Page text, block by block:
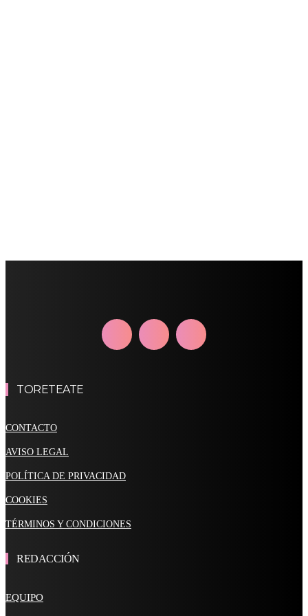
TORETEATE
CONTACTO
AVISO LEGAL
POLÍTICA DE PRIVACIDAD
COOKIES
TÉRMINOS Y CONDICIONES
REDACCIÓN
EQUIPO